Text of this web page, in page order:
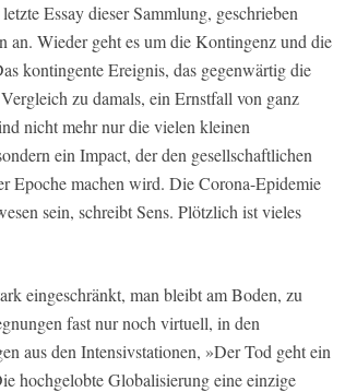
Essay dieser Sammlung, geschrieben
an. Wieder geht es um die Kontingenz und die
kontingente Ereignis, das gegenwärtig die
zu damals, ein Ernstfall von ganz
nicht mehr nur die vielen kleinen
ein Impact, der den gesellschaftlichen
Epoche machen wird. Die Corona-Epidemie
sein, schreibt Sens. Plötzlich ist vieles
eingeschränkt, man bleibt am Boden, zu
fast nur noch virtuell, in den
aus den Intensivstationen, »Der Tod geht ein
hochgelobte Globalisierung eine einzige